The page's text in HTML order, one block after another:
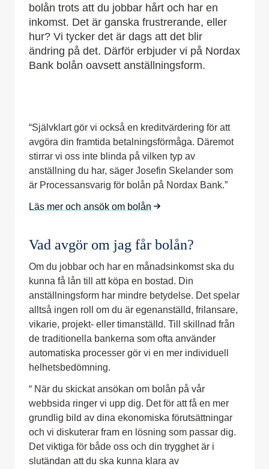
bolån trots att du jobbar hårt och har en
inkomst. Det är ganska frustrerande, eller
hur? Vi tycker det är dags att det blir
ändring på det. Därför erbjuder vi på Nordax
Bank bolån oavsett anställningsform.
“Självklart gör vi också en kreditvärdering för att
avgöra din framtida betalningsförmåga. Däremot
stirrar vi oss inte blinda på vilken typ av
anställning du har, säger Josefin Skelander som
är Processansvarig för bolån på Nordax Bank.”
Läs mer och ansök om bolån
Vad avgör om jag får bolån?
Om du jobbar och har en månadsinkomst ska du
kunna få lån till att köpa en bostad. Din
anställningsform har mindre betydelse. Det spelar
alltså ingen roll om du är egenanställd, frilansare,
vikarie, projekt- eller timanställd. Till skillnad från
de traditionella bankerna som ofta använder
automatiska processer gör vi en mer individuell
helhetsbedömning.
“ När du skickat ansökan om bolån på vår
webbsida ringer vi upp dig. Det för att få en mer
grundlig bild av dina ekonomiska förutsättningar
och vi diskuterar fram en lösning som passar dig.
Det viktiga för både oss och din trygghet är i
slutändan att du ska kunna klara av